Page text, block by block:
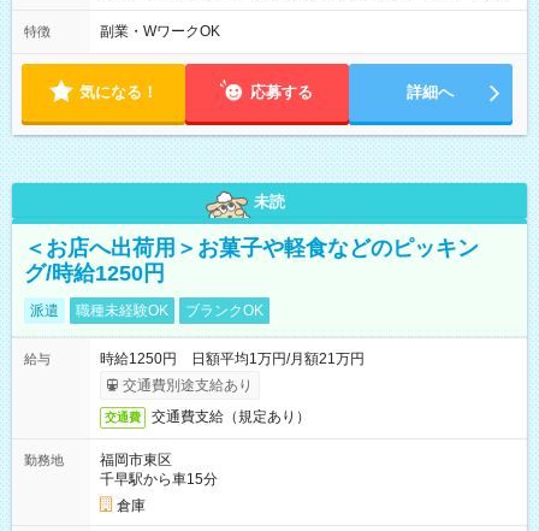
45分） ◇週2日~OK！！ ◆残業レッスン一切なし ◇休みの日の
講習参加、モデルハント一切なし ☆★☆★☆★☆★☆ 上記の条件
ご希望があったらぜひご相談ください！ もちろん、週の出勤日
数も相談OKです！ ☆★☆★☆★☆★☆★☆
特徴 副業・WワークOK
気になる！ 応募する 詳細へ
未読
＜お店へ出荷用＞お菓子や軽食などのピッキン
グ/時給1250円
派遣 職種未経験OK ブランクOK
給与
時給1250円 日額平均1万円/月額21万円
交通費別途支給あり
交通費 交通費支給（規定あり）
勤務地
福岡市東区
千早駅から車15分
倉庫